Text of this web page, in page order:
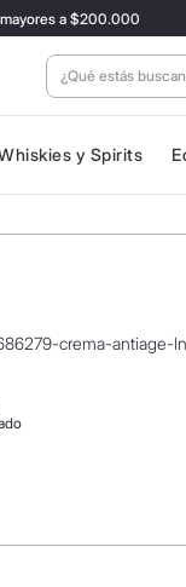
a $200.000
¿Qué estás
y Spirits
crema-antiage-